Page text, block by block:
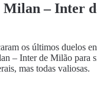
Milan – Inter
os últimos duelos
– Inter de Milão para
mas todas valiosas.